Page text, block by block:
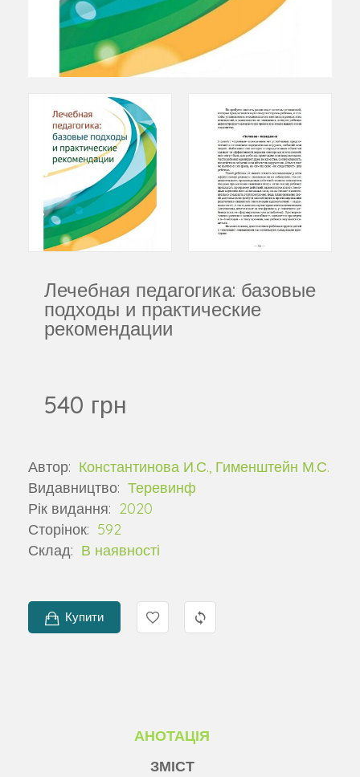
Лечебная педагогика: базовые
подходы и практические
рекомендации
540 грн
Автор: Константинова И.С., Гименштейн М.С.
Видавництво: Теревинф
Рік видання: 2020
Сторінок: 592
Склад: В наявності
Купити
АНОТАЦІЯ
ЗМІСТ